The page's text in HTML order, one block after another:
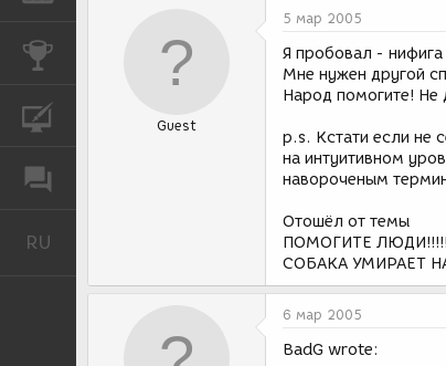
КОНКУРСЫ
RU
Guest
5 мар 2005
Я пробовал - нифига
Мне нужен другой
Народ помогите! Не
p.s. Кстати если не
на интуитивном
навороченым
Отошёл от темы
ПОМОГИТЕ
СОБАКА УМИРАЕТ
6 мар 2005
BadG wrote: